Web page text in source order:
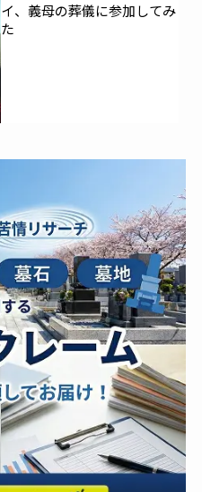
イ、義母の葬儀に参加してみ
た